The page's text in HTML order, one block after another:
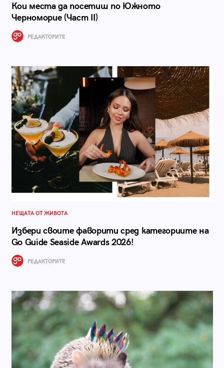
Кои места да посетиш по Южното
Черноморие (Част II)
РЕДАКТОРИТЕ
НЕЩАТА ОТ ЖИВОТА
Избери своите фаворити сред категориите на
Go Guide Seaside Awards 2026!
РЕДАКТОРИТЕ